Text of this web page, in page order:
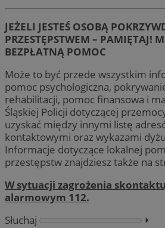
JEŻELI JESTEŚ OSOBĄ
PRZESTĘPSTWEM – PAMIĘTAJ!
BEZPŁATNĄ POMOC
Może to być przede wszystkim
pomoc psychologiczna,
rehabilitacji, pomoc finansowa i
Śląskiej Policji dotyczącej
uzyskać między innymi listę
kontaktowymi oraz wykazami
Informacje dotyczące lokalnej
przestępstw znajdziesz także na
W sytuacji zagrożenia
alarmowym 112.
Słuchaj
⏵︎